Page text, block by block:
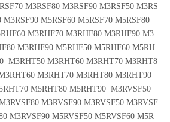
M3RSF80 M3RSF90 M3RSF50 M3RS
M3RSF90 M5RSF60 M5RSF70 M5RSF80
M3RHF70 M3RHF80 M3RHF90 M3
M3RHF90 M5RHF50 M5RHF60 M5RH
M3RHT50 M3RHT60 M3RHT70 M3RHT8
M3RHT70 M3RHT80 M3RHT90
M5RHT80 M5RHT90 M3RVSF50
M3RVSF90 M3RVSF50 M3RVSF
M3RVSF90 M5RVSF50 M5RVSF60 M5R